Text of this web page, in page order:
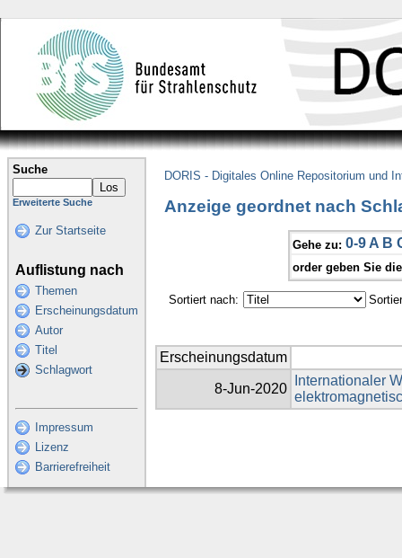
Suche
Erweiterte Suche
Zur Startseite
Auflistung nach
Themen
Erscheinungsdatum
Autor
Titel
Schlagwort
Impressum
Lizenz
Barrierefreiheit
DORIS - Digitales Online Repositorium und
Anzeige geordnet nach
Gehe zu: 0-9 A B
order geben Sie
Sortiert nach:
Erscheinungsdatum
8-Jun-2020
Internationaler